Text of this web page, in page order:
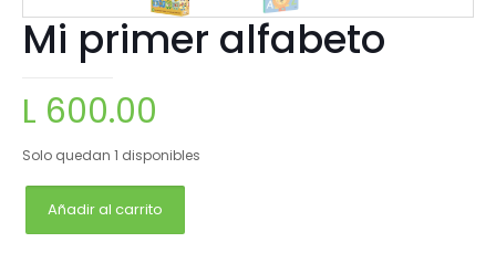
Mi primer alfabeto
L 600.00
Solo quedan 1 disponibles
Añadir al carrito